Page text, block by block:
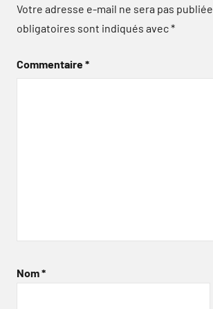
Votre adresse e-mail ne sera pas publiée.
obligatoires sont indiqués avec*
Commentaire*
Nom*